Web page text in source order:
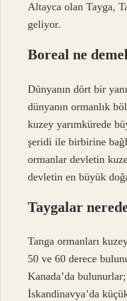
Altayca olan Tayga,
geliyor.
Boreal ne
Dünyanın dört bir
dünyanın ormanlık
kuzey yarımkürede
şeridi ile birbirine
ormanlar devletin
devletin en büyük
Taygalar
Tanga ormanları
50 ve 60 derece
Kanada’da
İskandinavya’da